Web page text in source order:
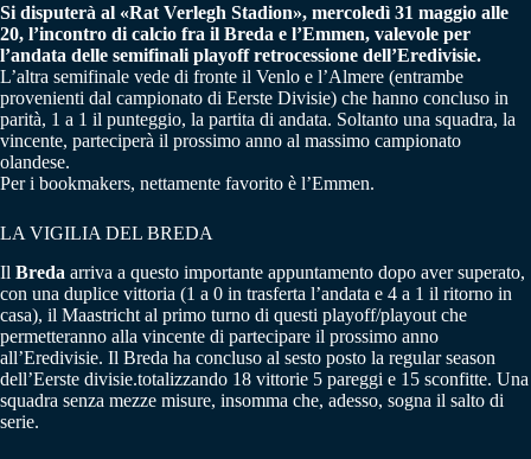
Si disputerà al «Rat Verlegh Stadion», mercoledì 31 maggio alle
20, l’incontro di calcio fra il Breda e l’Emmen, valevole per
l’andata delle semifinali playoff retrocessione dell’Eredivisie.
L’altra semifinale vede di fronte il Venlo e l’Almere (entrambe
provenienti dal campionato di Eerste Divisie) che hanno concluso in
parità, 1 a 1 il punteggio, la partita di andata. Soltanto una squadra, la
vincente, parteciperà il prossimo anno al massimo campionato
olandese.
Per i bookmakers, nettamente favorito è l’Emmen.
LA VIGILIA DEL BREDA
Il Breda arriva a questo importante appuntamento dopo aver superato,
con una duplice vittoria (1 a 0 in trasferta l’andata e 4 a 1 il ritorno in
casa), il Maastricht al primo turno di questi playoff/playout che
permetteranno alla vincente di partecipare il prossimo anno
all’Eredivisie. Il Breda ha concluso al sesto posto la regular season
dell’Eerste divisie.totalizzando 18 vittorie 5 pareggi e 15 sconfitte. Una
squadra senza mezze misure, insomma che, adesso, sogna il salto di
serie.